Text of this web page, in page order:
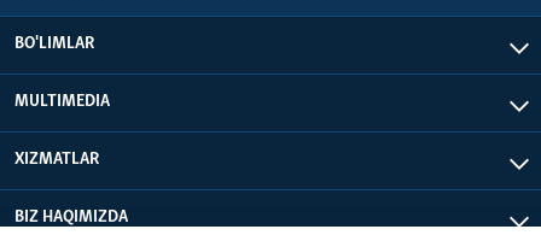
BO'LIMLAR
MULTIMEDIA
XIZMATLAR
BIZ HAQIMIZDA